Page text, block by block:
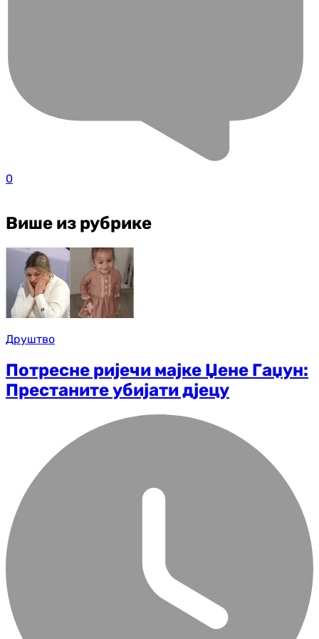
0
Више из рубрике
Друштво
Потресне ријечи мајке Џене Гаџун:
Престаните убијати дјецу